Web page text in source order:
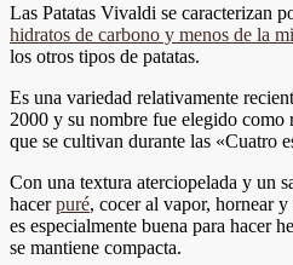
Las Patatas Vivaldi se caracterizan
hidratos de carbono y menos de la
los otros tipos de patatas.
Es una variedad relativamente
2000 y su nombre fue elegido
que se cultivan durante las «Cuatro
Con una textura aterciopelada y un
hacerpuré, cocer al vapor, hornear
es especialmente buena para hacer
se mantiene compacta.